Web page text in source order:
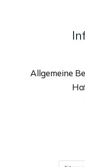
Allgemeine